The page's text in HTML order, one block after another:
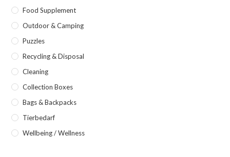
Food Supplement
Outdoor & Camping
Puzzles
Recycling & Disposal
Cleaning
Collection Boxes
Bags & Backpacks
Tierbedarf
Wellbeing / Wellness